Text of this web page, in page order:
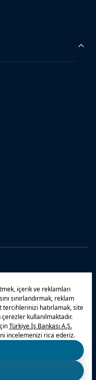
A.Ş.
Yasal Uyarı Güvenlik
Toplumu Hizmetleri
Korunması